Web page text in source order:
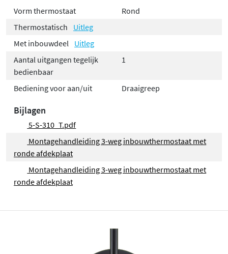
Vorm thermostaat
Rond
Thermostatisch
Uitleg
Met inbouwdeel
Uitleg
Aantal uitgangen tegelijk
bedienbaar
1
Bediening voor aan/uit Draaigreep
Bijlagen
5-S-310_T.pdf
Montagehandleiding 3-weg inbouwthermostaat met
ronde afdekplaat
Montagehandleiding 3-weg inbouwthermostaat met
ronde afdekplaat